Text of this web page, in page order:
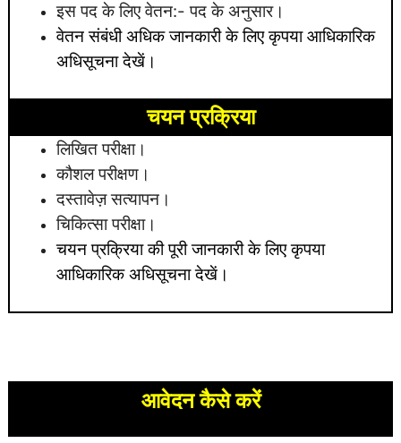
इस पद के लिए वेतन:- पद के अनुसार।
वेतन संबंधी अधिक जानकारी के लिएकृपया आधिकारिक
अधिसूचना देखें।
चयन प्रक्रिया
लिखित परीक्षा।
कौशल परीक्षण।
दस्तावेज़ सत्यापन।
चिकित्सा परीक्षा।
चयन प्रक्रिया की पूरी जानकारी के लिए कृपया
आधिकारिक अधिसूचना देखें।
आवेदन कैसे करें